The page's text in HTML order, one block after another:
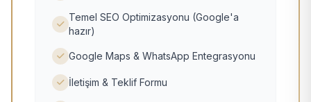
Temel SEO Optimizasyonu (Google'a
hazır)
Google Maps & WhatsApp Entegrasyonu
İletişim & Teklif Formu